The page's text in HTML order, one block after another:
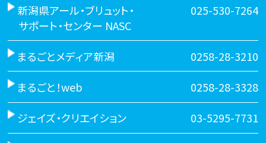
新潟県アール・ブリュット・
サポート・センター NASC
025-530-7264
まるごとメディア新潟 0258-28-3210
まるごと！web 0258-28-3328
ジェイズ・クリエイション 03-5295-7731